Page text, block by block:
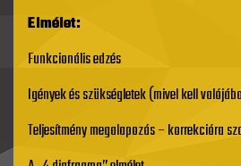
Elmélet:
Funkcionális edzés
Igények és szükségletek (mivel kell
Teljesítmény megalapozás – korrekcióra